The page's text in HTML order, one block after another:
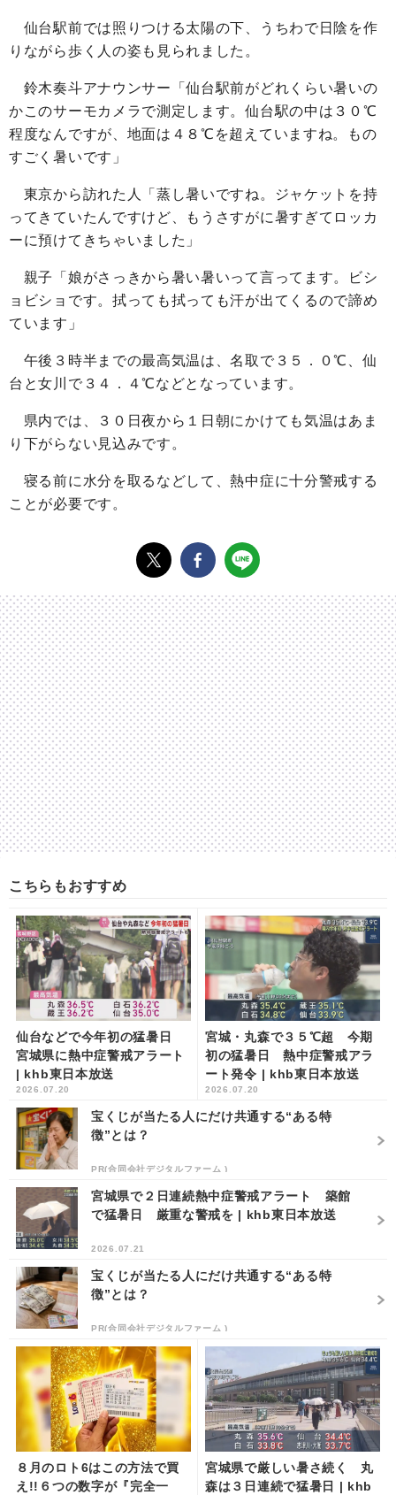
仙台駅前では照りつける太陽の下、うちわで日陰を作
りながら歩く人の姿も見られました。
鈴木奏斗アナウンサー「仙台駅前がどれくらい暑いの
かこのサーモカメラで測定します。仙台駅の中は３０℃
程度なんですが、地面は４８℃を超えていますね。もの
すごく暑いです」
東京から訪れた人「蒸し暑いですね。ジャケットを持
ってきていたんですけど、もうさすがに暑すぎてロッカ
ーに預けてきちゃいました」
親子「娘がさっきから暑い暑いって言ってます。ビシ
ョビショです。拭っても拭っても汗が出てくるので諦め
ています」
午後３時半までの最高気温は、名取で３５．０℃、仙
台と女川で３４．４℃などとなっています。
県内では、３０日夜から１日朝にかけても気温はあま
り下がらない見込みです。
寝る前に水分を取るなどして、熱中症に十分警戒する
ことが必要です。
こちらもおすすめ
仙台などで今年初の猛暑日
宮城県に熱中症警戒アラート
| khb東日本放送
2026.07.20
宮城・丸森で３５℃超 今期
初の猛暑日 熱中症警戒アラ
ート発令 | khb東日本放送
2026.07.20
宝くじが当たる人にだけ共通する“ある特
徴”とは？
PR(合同会社デジタルファーム )
宮城県で２日連続熱中症警戒アラート 築館
で猛暑日 厳重な警戒を | khb東日本放送
2026.07.21
宝くじが当たる人にだけ共通する“ある特
徴”とは？
PR(合同会社デジタルファーム )
８月のロト6はこの方法で買
え!!６つの数字が『完全一
宮城県で厳しい暑さ続く 丸
森は３日連続で猛暑日 | khb